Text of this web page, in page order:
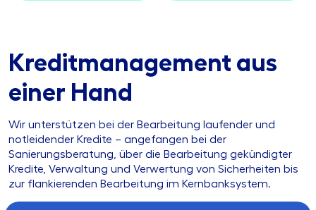
Kreditmanagement aus
einer Hand
Wir unterstützen bei der Bearbeitung laufender und
notleidender Kredite – angefangen bei der
Sanierungsberatung, über die Bearbeitung gekündigter
Kredite, Verwaltung und Verwertung von Sicherheiten bis
zur flankierenden Bearbeitung im Kernbanksystem.